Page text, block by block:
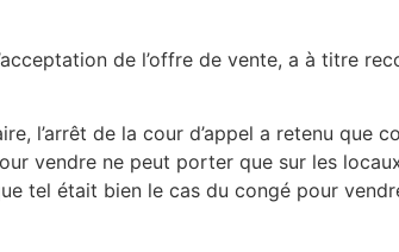
de l’offre de vente, a à titre
l’arrêt de la cour d’appel a retenu que
vendre ne peut porter que sur les
tel était bien le cas du congé pour